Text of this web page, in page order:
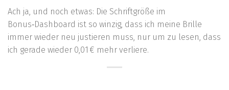
Ach ja, und noch etwas: Die Schriftgröße im
Bonus‑Dashboard ist so winzig, dass ich meine Brille
immer wieder neu justieren muss, nur um zu lesen, dass
ich gerade wieder 0,01 € mehr verliere.